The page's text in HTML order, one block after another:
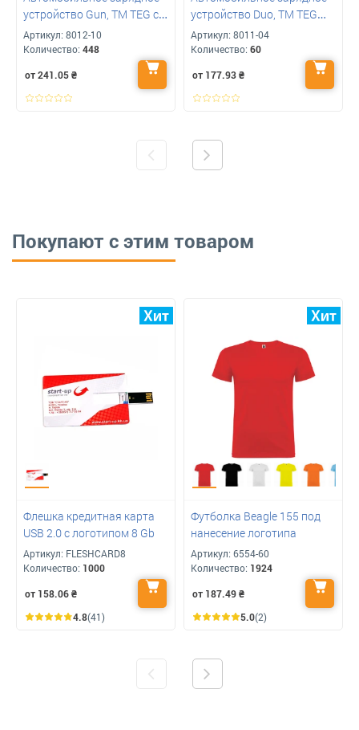
устройство Gun, TM TEG с
логотипом
Артикул: 8012-10
Количество: 448
от 241.05₴
устройство Duo, TM TEG
под ваше лого
Артикул: 8011-04
Количество: 60
от 177.93₴
Покупают с этим товаром
Флешка кредитная карта
USB 2.0 с логотипом 8 Gb
Артикул: FLESHCARD8
Количество: 1000
от 158.06₴
4.8(41)
Футболка Beagle 155 под
нанесение логотипа
Артикул: 6554-60
Количество: 1924
от 187.49₴
5.0(2)